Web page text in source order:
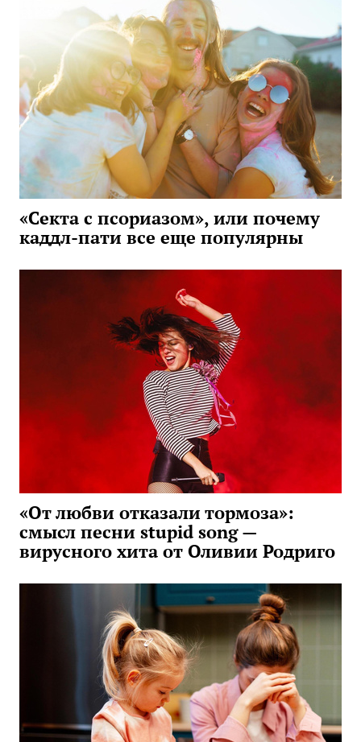
«Секта с псориазом», или почему
каддл-пати все еще популярны
«От любви отказали тормоза»:
смысл песни stupid song —
вирусного хита от Оливии Родриго